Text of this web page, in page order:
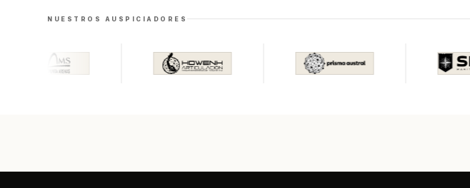
NUESTROS AUSPICIADORES